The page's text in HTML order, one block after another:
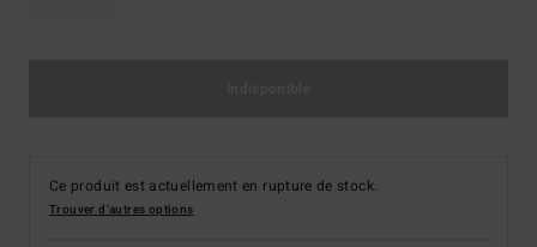
Ce produit est actuellement en rupture de stock.
Trouver d'autres options